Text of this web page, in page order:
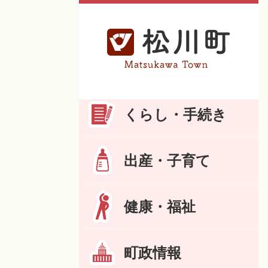
くらし・手続き
出産・子育て
健康・福祉
町政情報